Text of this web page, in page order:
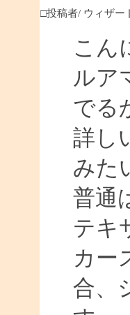
□投稿者/ ウィザー
こん
ルア
でる
詳し
みた
普通
テキ
カー
合、